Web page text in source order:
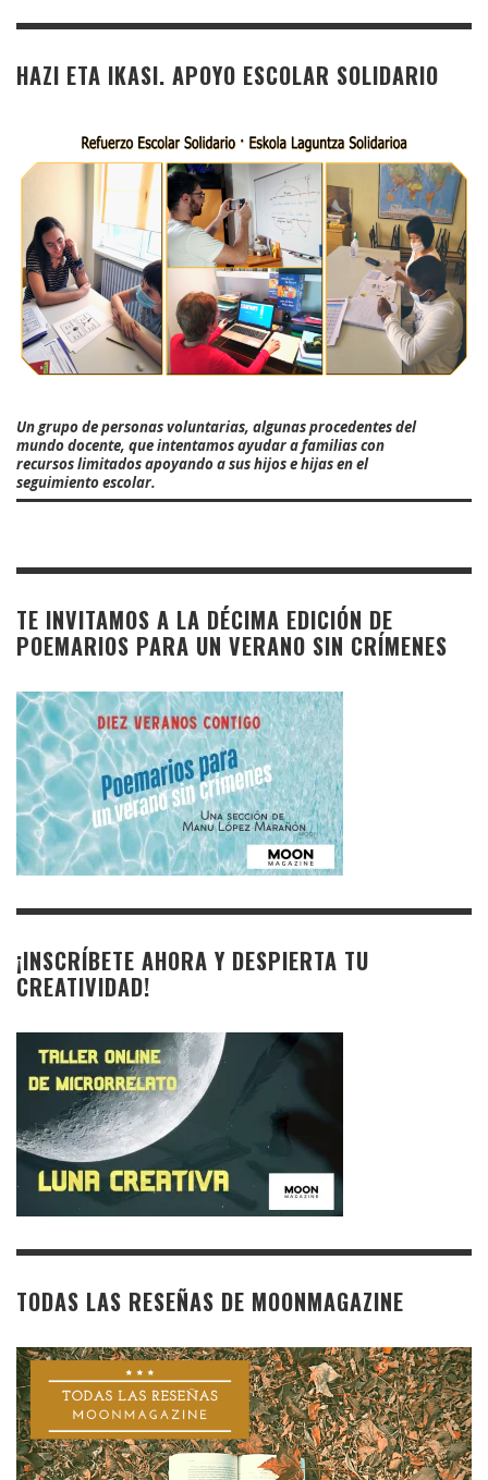
HAZI ETA IKASI. APOYO ESCOLAR SOLIDARIO
Un grupo de personas voluntarias, algunas procedentes del
mundo docente, que intentamos ayudar a familias con
recursos limitados apoyando a sus hijos e hijas en el
seguimiento escolar.
TE INVITAMOS A LA DÉCIMA EDICIÓN DE
POEMARIOS PARA UN VERANO SIN CRÍMENES
¡INSCRÍBETE AHORA Y DESPIERTA TU
CREATIVIDAD!
TODAS LAS RESEÑAS DE MOONMAGAZINE